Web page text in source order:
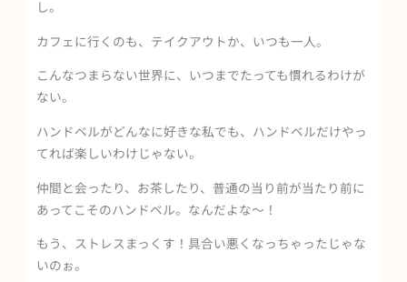
し。
カフェに行くのも、テイクアウトか、いつも一人。
こんなつまらない世界に、いつまでたっても慣れるわけが
ない。
ハンドベルがどんなに好きな私でも、ハンドベルだけやっ
てれば楽しいわけじゃない。
仲間と会ったり、お茶したり、普通の当り前が当たり前に
あってこそのハンドベル。なんだよな～！
もう、ストレスまっくす！具合い悪くなっちゃったじゃな
いのぉ。